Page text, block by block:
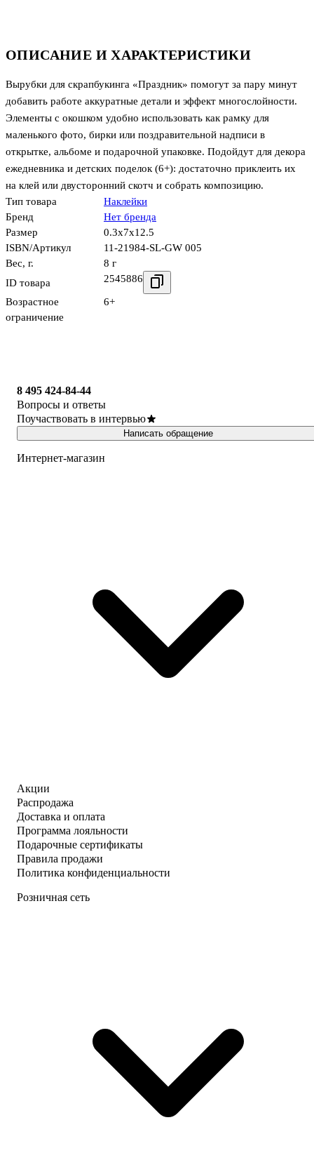
ОПИСАНИЕ И ХАРАКТЕРИСТИКИ
Вырубки для скрапбукинга «Праздник» помогут за пару минут
добавить работе аккуратные детали и эффект многослойности.
Элементы с окошком удобно использовать как рамку для
маленького фото, бирки или поздравительной надписи в
открытке, альбоме и подарочной упаковке. Подойдут для декора
ежедневника и детских поделок (6+): достаточно приклеить их
на клей или двусторонний скотч и собрать композицию.
Тип товара
Наклейки
Бренд
Нет бренда
Размер
0.3x7x12.5
ISBN/Артикул
11-21984-SL-GW 005
Вес, г.
8 г
ID товара
2545886
Возрастное
ограничение
6+
8 495 424-84-44
Вопросы и ответы
Поучаствовать в интервью
Написать обращение
Интернет-магазин
Акции
Распродажа
Доставка и оплата
Программа лояльности
Подарочные сертификаты
Правила продажи
Политика конфиденциальности
Розничная сеть